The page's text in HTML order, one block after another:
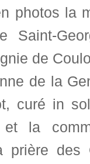
photos la
Saint-
de
de la
curé in
et la
prière